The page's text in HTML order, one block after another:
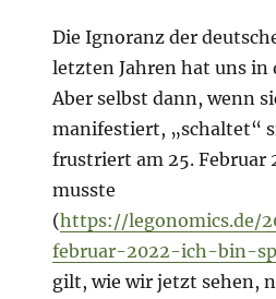
Die Ignoranz der
letzten Jahren hat uns in
Aber selbst dann, wenn
manifestiert, „schaltet“
frustriert am 25. Februar
musste
(https://legonomics.de/
februar-2022-ich-bin-
gilt, wie wir jetzt sehen,